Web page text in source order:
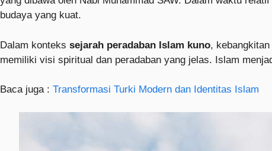
budaya yang kuat.
Dalam konteks sejarah peradaban Islam kuno,
memiliki visi spiritual dan peradaban yang jelas. Islam
Baca juga : Transformasi Turki Modern dan Identitas Islam